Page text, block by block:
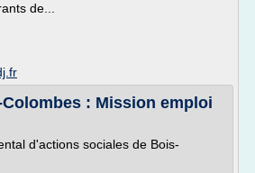
de...
: Mission emploi
d'actions sociales de Bois-